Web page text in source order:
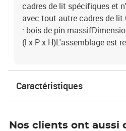
cadres de lit spécifiques et
avec tout autre cadres de
: bois de pin
(l x P x H)L'assemblage est
Caractéristiques
Nos clients ont aussi